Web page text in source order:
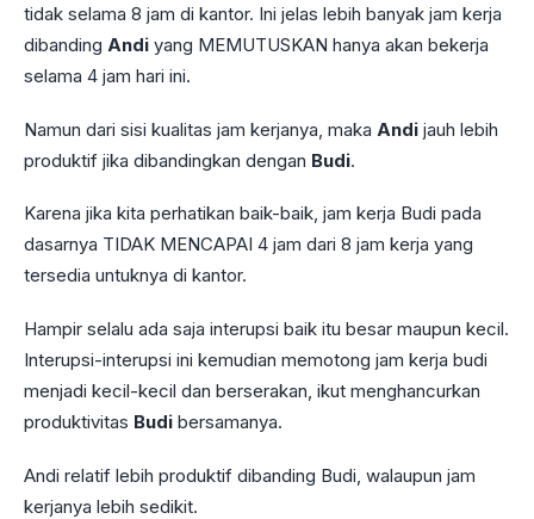
tidak selama 8 jam di kantor. Ini jelas lebih banyak jam kerja
dibanding Andi yang MEMUTUSKAN hanya akan bekerja
selama 4 jam hari ini.
Namun dari sisi kualitas jam kerjanya, maka Andi jauh lebih
produktif jika dibandingkan dengan Budi.
Karena jika kita perhatikan baik-baik, jam kerja Budi pada
dasarnya TIDAK MENCAPAI 4 jam dari 8 jam kerja yang
tersedia untuknya di kantor.
Hampir selalu ada saja interupsi baik itu besar maupun kecil.
Interupsi-interupsi ini kemudian memotong jam kerja budi
menjadi kecil-kecil dan berserakan, ikut menghancurkan
produktivitas Budi bersamanya.
Andi relatif lebih produktif dibanding Budi, walaupun jam
kerjanya lebih sedikit.